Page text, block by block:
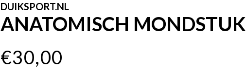
DUIKSPORT.NL
ANATOMISCH MONDSTUK
€30,00